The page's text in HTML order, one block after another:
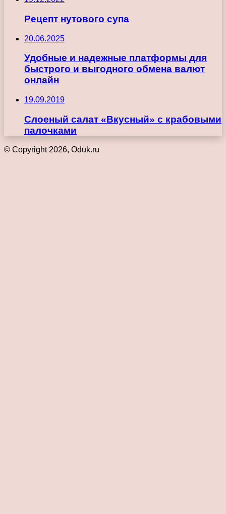
Рецепт нутового супа
20.06.2025
Удобные и надежные платформы для
быстрого и выгодного обмена валют
онлайн
19.09.2019
Слоеный салат «Вкусный» с крабовыми
палочками
© Copyright 2026, Oduk.ru